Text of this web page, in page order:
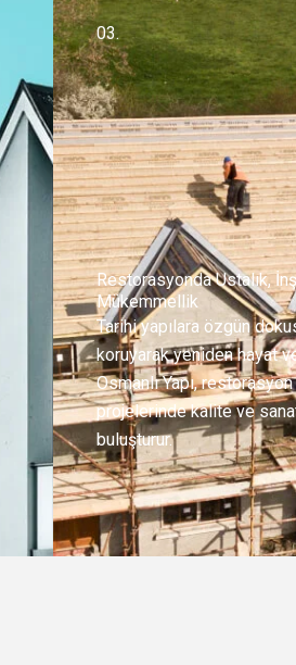
03.
Restorasyonda Ustalık,
Mükemmellik
Tarihi yapılara özgün
koruyarak yeniden hayat
Osmanlı Yapı, restorasyon
projelerinde kalite ve
buluşturur.